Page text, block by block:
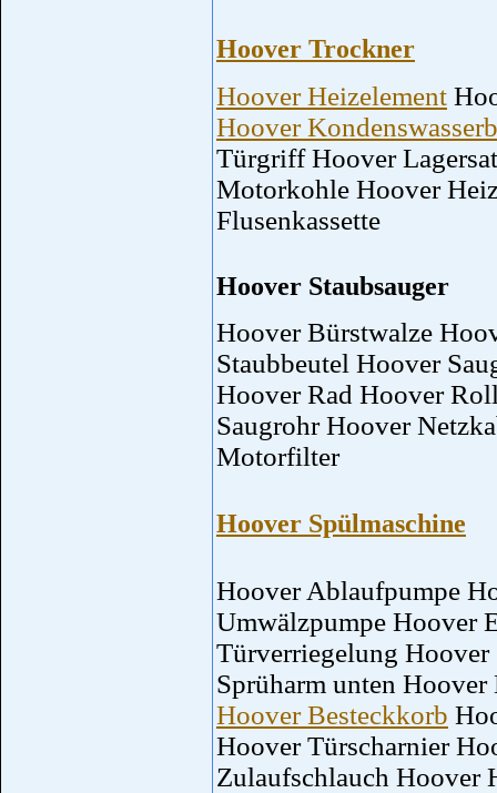
Hoover Trockner
Hoover Heizelement
Hoover
Türgriff Hoover
Motorkohle Hoover
Flusenkassette
Hoover Staubsauger
Hoover Bürstwalze
Staubbeutel Hoover
Hoover Rad Hoover
Saugrohr Hoover
Motorfilter
Hoover Spülmaschine
Hoover Ablaufpumpe
Umwälzpumpe Hoover
Türverriegelung
Sprüharm unten
Hoover Besteckkorb
Hoover Türscharnier
Zulaufschlauch Hoover